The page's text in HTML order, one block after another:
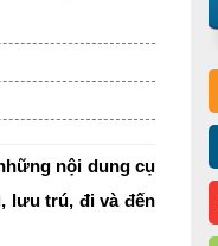
nội dung cụ
lưu trú, đi và đến